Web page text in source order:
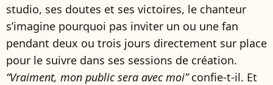
studio, ses doutes et ses victoires, le chanteur
s’imagine pourquoi pas inviter un ou une fan
pendant deux ou trois jours directement sur place
pour le suivre dans ses sessions de création.
“Vraiment, mon public sera avec moi”confie-t-il. Et